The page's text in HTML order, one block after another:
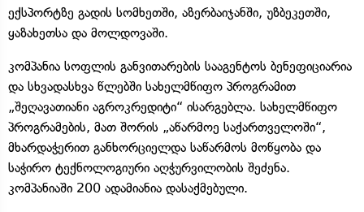
ექსპორტზე გადის სომხეთში, აზერბაიჯანში, უზბეკეთში,
ყაზახეთსა და მოლდოვაში.
კომპანია სოფლის განვითარების სააგენტოს ბენეფიციარია
და სხვადასხვა წლებში სახელმწიფო პროგრამით
„შეღავათიანი აგროკრედიტი“ ისარგებლა. სახელმწიფო
პროგრამების, მათ შორის „აწარმოე საქართველოში“,
მხარდაჭერით განხორციელდა საწარმოს მოწყობა და
საჭირო ტექნოლოგიური აღჭურვილობის შეძენა.
კომპანიაში 200 ადამიანია დასაქმებული.